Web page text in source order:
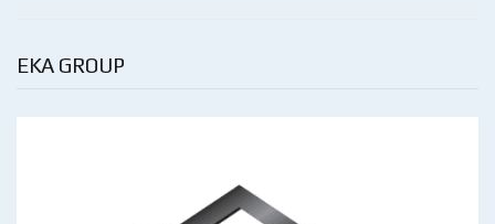
EKA GROUP